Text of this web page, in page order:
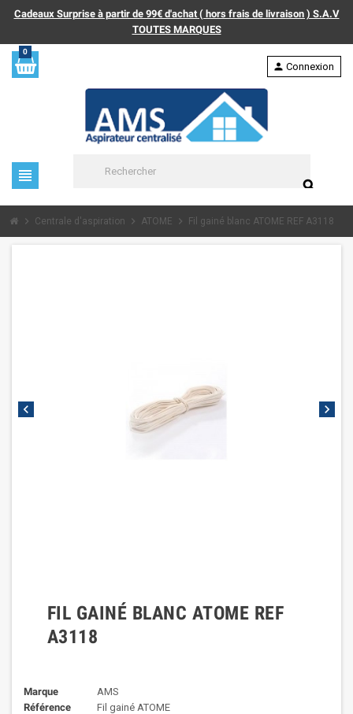
Cadeaux Surprise à partir de 99€ d'achat ( hors frais de livraison ) S.A.V
TOUTES MARQUES
0
view_headline
search
person Connexion
chevron_right Centrale d'aspiration chevron_right ATOME chevron_right Fil gainé blanc ATOME REF A3118
chevron_left chevron_right
FIL GAINÉ BLANC ATOME REF
A3118
Marque
AMS
Référence
Fil gainé ATOME